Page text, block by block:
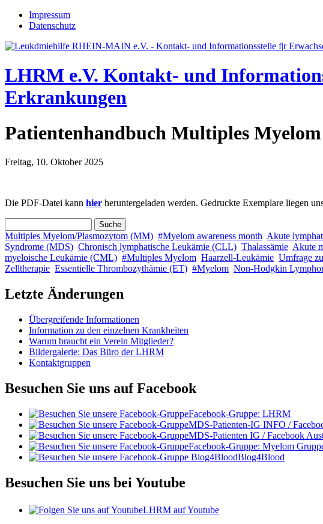
Jump to navigation
Impressum
Datenschutz
LHRM e.V. Kontakt- und
Erkrankungen
Patientenhandbuch Multiples Myelom
Freitag, 10. Oktober 2025
Die PDF-Datei kann hier heruntergeladen werden. Gedruckte Exemplare liegen
Suchformular
Multiples Myelom/Plasmozytom (MM) #Myelom awareness month Akute
Syndrome (MDS) Chronisch lymphatische Leukämie (CLL) Thalassämie Akute
myeloische Leukämie (CML) #Multiples Myelom Haarzell-Leukämie Umfrage
Zelltherapie Essentielle Thrombozythämie (ET) #Myelom Non-Hodgkin
Letzte Änderungen
Übergreifende Informationen
Information zu den einzelnen Krankheiten
Warum braucht ein Verein Mitglieder?
Bildergalerie: Das Büro der LHRM
Kontaktgruppen
Besuchen Sie uns auf Facebook
Facebook-Gruppe: LHRM
MDS-Patienten-IG INFO /
MDS-Patienten IG / Facebook
Facebook-Gruppe: Myelom
Blog4Blood
Besuchen Sie uns bei Youtube
LHRM auf Youtube